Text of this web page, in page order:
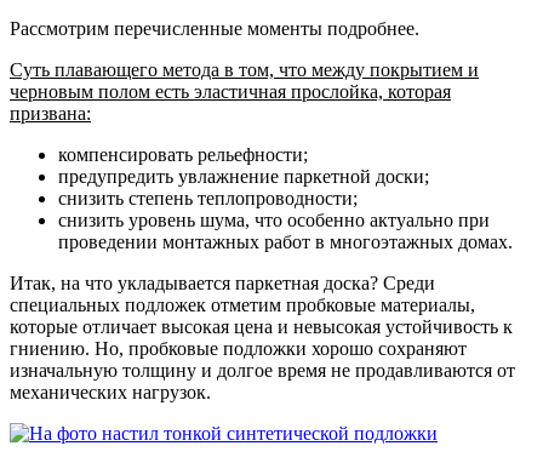
Рассмотрим перечисленные моменты подробнее.
Суть плавающего метода в том, что между покрытием и
черновым полом есть эластичная прослойка, которая
призвана:
компенсировать рельефности;
предупредить увлажнение паркетной доски;
снизить степень теплопроводности;
снизить уровень шума, что особенно актуально при
проведении монтажных работ в многоэтажных домах.
Итак, на что укладывается паркетная доска? Среди
специальных подложек отметим пробковые материалы,
которые отличает высокая цена и невысокая устойчивость к
гниению. Но, пробковые подложки хорошо сохраняют
изначальную толщину и долгое время не продавливаются от
механических нагрузок.